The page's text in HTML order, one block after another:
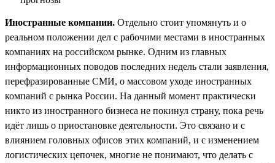
Иностранные компании. Отдельно стоит упомянуть и о
реальном положении дел с рабочими местами в иностранных
компаниях на российском рынке. Одним из главных
информационных поводов последних недель стали заявления,
перефразированные СМИ, о массовом уходе иностранных
компаний с рынка России. На данный момент практически
никто из иностранного бизнеса не покинул страну, пока речь
идёт лишь о приостановке деятельности. Это связано и с
влиянием головных офисов этих компаний, и с изменением
логистических цепочек, многие не понимают, что делать с